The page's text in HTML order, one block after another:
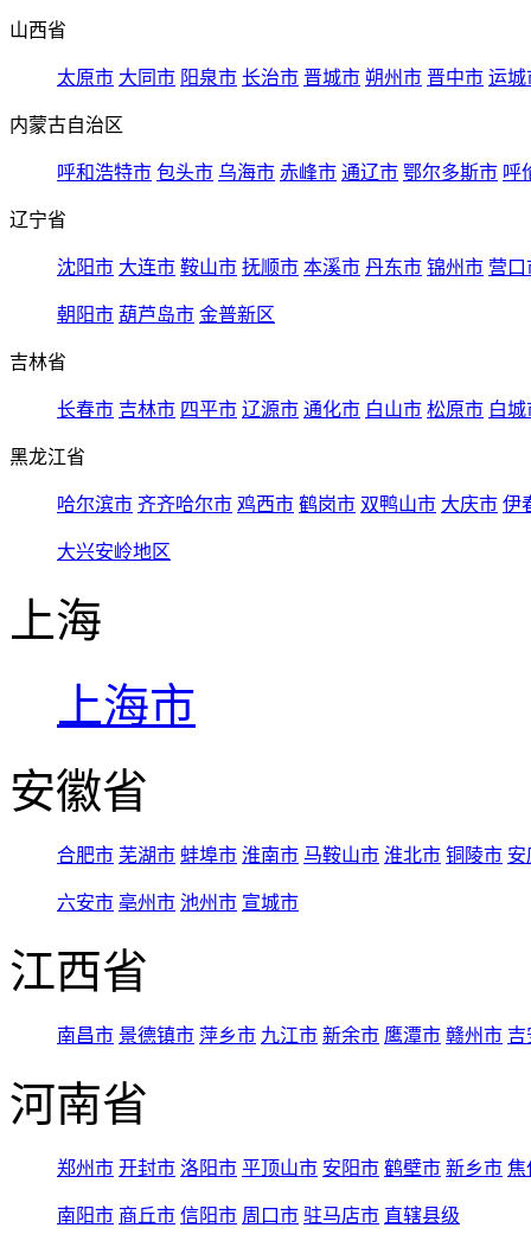
山西省
太原市 大同市 阳泉市 长治市 晋城市 朔州市 晋中市 运城
内蒙古自治区
呼和浩特市 包头市 乌海市 赤峰市 通辽市 鄂尔多斯市 呼
辽宁省
沈阳市 大连市 鞍山市 抚顺市 本溪市 丹东市 锦州市 营口
朝阳市 葫芦岛市 金普新区
吉林省
长春市 吉林市 四平市 辽源市 通化市 白山市 松原市 白城
黑龙江省
哈尔滨市 齐齐哈尔市 鸡西市 鹤岗市 双鸭山市 大庆市 伊
大兴安岭地区
上海
上海市
安徽省
合肥市 芜湖市 蚌埠市 淮南市 马鞍山市 淮北市 铜陵市 安
六安市 亳州市 池州市 宣城市
江西省
南昌市 景德镇市 萍乡市 九江市 新余市 鹰潭市 赣州市 吉
河南省
郑州市 开封市 洛阳市 平顶山市 安阳市 鹤壁市 新乡市 焦
南阳市 商丘市 信阳市 周口市 驻马店市 直辖县级